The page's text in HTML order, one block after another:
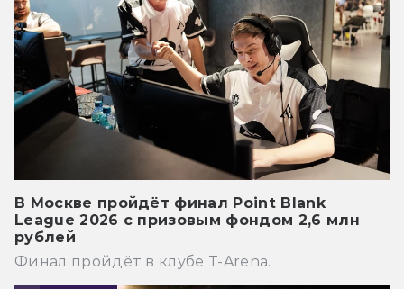
В Москве пройдёт финал Point Blank
League 2026 с призовым фондом 2,6 млн
рублей
Финал пройдёт в клубе T-Arena.